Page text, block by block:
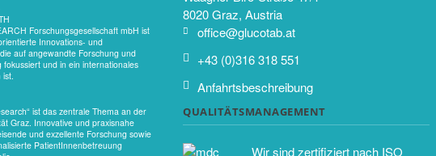
Forschungsgesellschaft mbH ist
Innovations- und
auf angewandte Forschung und
fokussiert und in ein internationales
ist das zentrale Thema an der
Graz. Innovative und praxisnahe
und exzellente Forschung sowie
PatientInnenbetreuung
8020 Graz, Austria
office@glucotab.at
+43 (0)316 318 551
Anfahrtsbeschreibung
QUALITÄTSMANAGEMENT
Wir sind zertifiziert nach ISO